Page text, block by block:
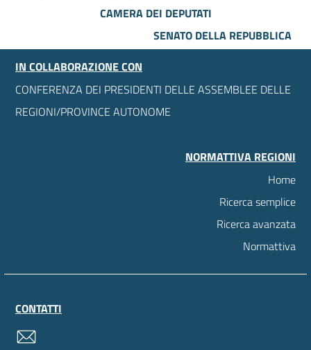
CAMERA DEI DEPUTATI
SENATO DELLA REPUBBLICA
IN COLLABORAZIONE CON
CONFERENZA DEI PRESIDENTI DELLE ASSEMBLEE DELLE
REGIONI/PROVINCE AUTONOME
NORMATTIVA REGIONI
Home
Ricerca semplice
Ricerca avanzata
Normattiva
CONTATTI